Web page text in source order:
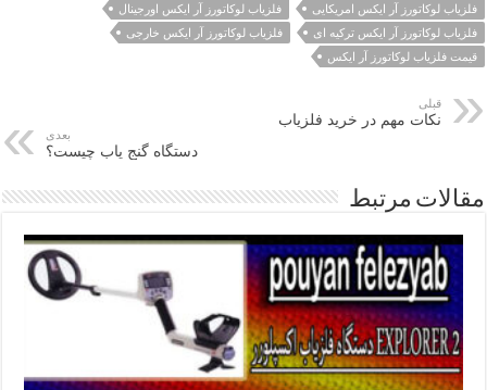
فلزیاب لوکاتورز آر ایکس امریکایی
فلزیاب لوکاتورز آر ایکس اورجینال
فلزیاب لوکاتورز آر ایکس ترکیه ای
فلزیاب لوکاتورز آر ایکس خارجی
قیمت فلزیاب لوکاتورز آر ایکس
قبلی
نکات مهم در خرید فلزیاب
بعدی
دستگاه گنج یاب چیست؟
مقالات مرتبط